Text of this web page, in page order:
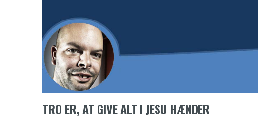
TRO ER, AT GIVE ALT I JESU HÆNDER